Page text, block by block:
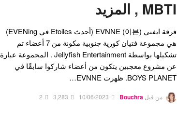
MBTI , المزيد
فرقة ايفني EVNNE (이븐) (أحدث Etoiles في EVENing)
هي مجموعة فتيان كورية جنوبية مكونة من 7 أعضاء تم
تشكيلها بواسطة Jellyfish Entertainment . المجموعة عبارة
عن مشروع معجبين يتكون من أعضاء شاركوا سابقًا في
BOYS PLANET. ظهرت EVNNE…
من قبل Bouchra
10/06/2023
3,283
2